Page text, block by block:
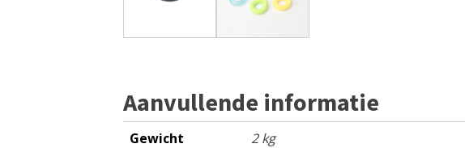
Aanvullende informatie
Gewicht 2 kg